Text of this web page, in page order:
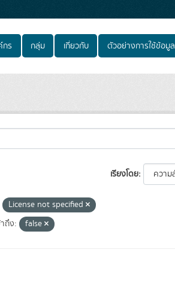
กร กลุ่ม เกี่ยวกับ ตัวอย่างการใช้ข้อมูล
เรียงโดย
License not specified
ถึง: false